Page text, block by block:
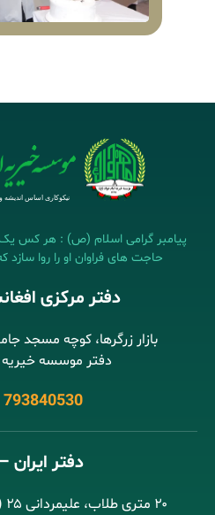
پیامبر گرامی اسلام (ص) : هر کس یک
حاجت های فراوان او را روا
دفتر مرکزی
بازار زرگرها، کوچه مسجد
دفتر موسسه خیریه
دفتر
۲۰ متری طلاب، علیمردانی ۲۵ (مجلسی ۲۶) - پلاک ۱۲/۱